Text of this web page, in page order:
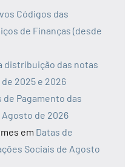
Códigos das
de Finanças (desde
distribuição das notas
2025 e 2026
de Pagamento das
de 2026
em Datas de
Sociais de Agosto